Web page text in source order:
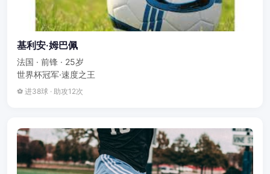
基利安·姆巴佩
法国 · 前锋 · 25岁
世界杯冠军·速度之王
⚽ 进38球 · 助攻12次